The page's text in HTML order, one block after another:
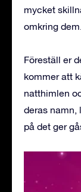
mycket
omkring dem.
Föreställ er
kommer att
natthimlen
deras namn,
på det ger